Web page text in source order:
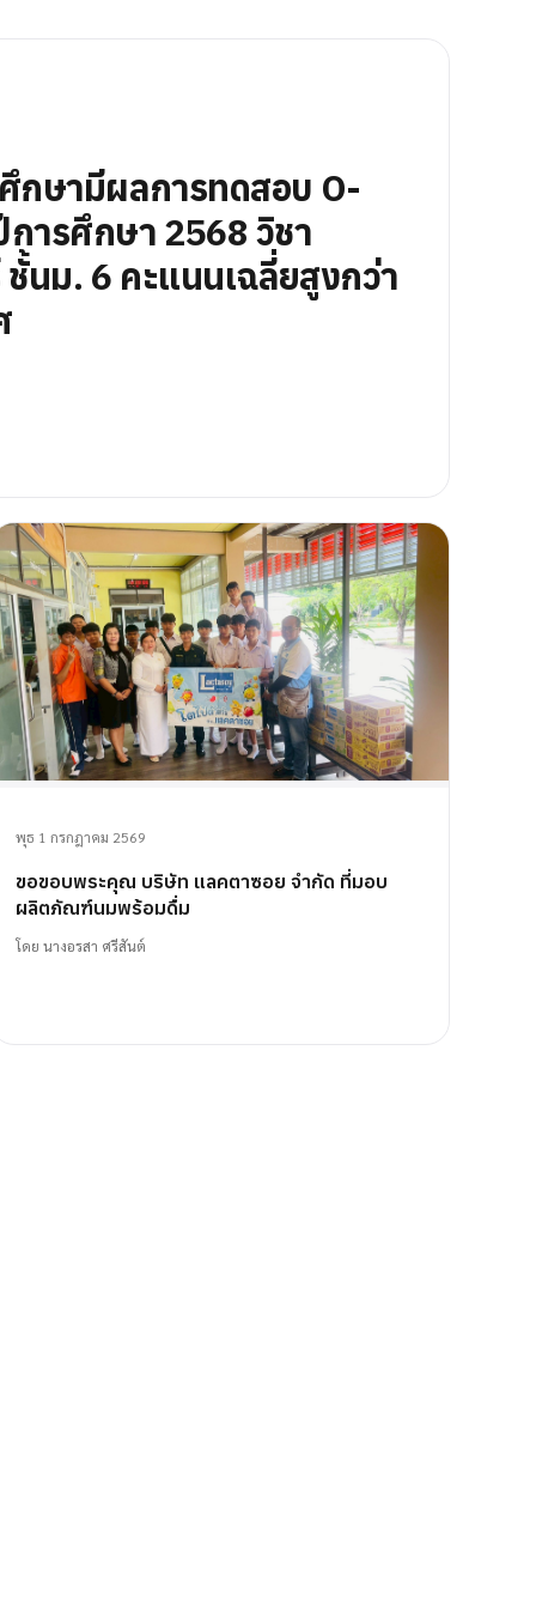
กษามีผลการทดสอบ O-
การศึกษา 2568 วิชา
นม. 6 คะแนนเฉลี่ยสูงกว่า
พุธ 1 กรกฎาคม 2569
ขอขอบพระคุณ บริษัท แลคตาซอย จำกัด ที่มอบ
ผลิตภัณฑ์นมพร้อมดื่ม
โดย นางอรสา ศรีสันต์